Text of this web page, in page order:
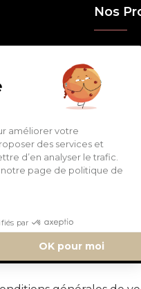
de
Nos
>
> Habiller
>
>
>
>
>